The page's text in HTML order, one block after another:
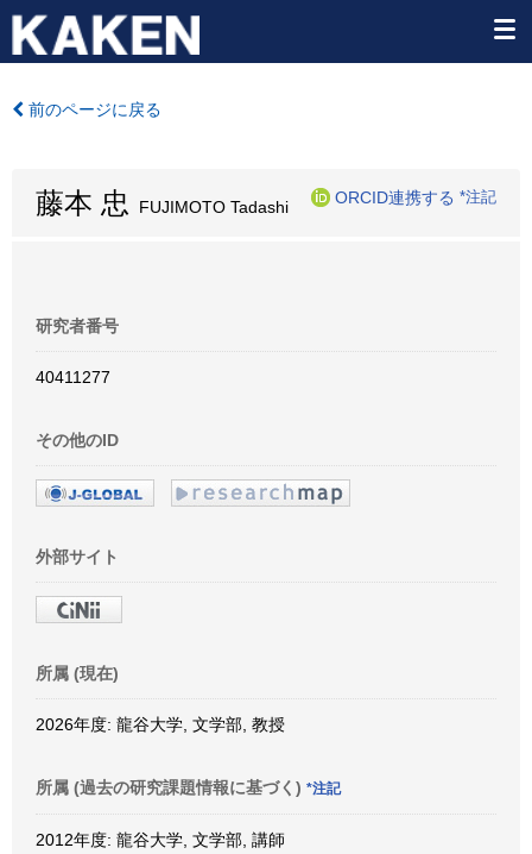
前のページに戻る
藤本 忠 FUJIMOTO Tadashi
ORCID連携する *注記
研究者番号
40411277
その他のID
外部サイト
所属 (現在)
2026年度: 龍谷大学, 文学部, 教授
所属 (過去の研究課題情報に基づく) *注記
2012年度: 龍谷大学, 文学部, 講師